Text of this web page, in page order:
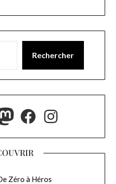
Rechercher
Facebook
Zéro à Héros